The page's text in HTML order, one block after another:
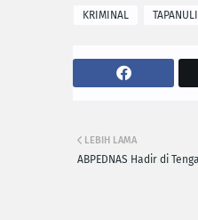
KRIMINAL
LEBIH LAMA
ABPEDNAS Hadir di